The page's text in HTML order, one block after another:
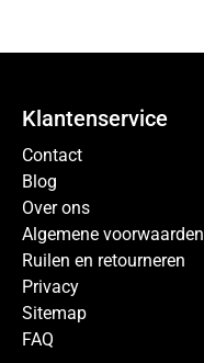
Klantenservice
Contact
Blog
Over ons
Algemene voorwaarden
Ruilen en retourneren
Privacy
Sitemap
FAQ